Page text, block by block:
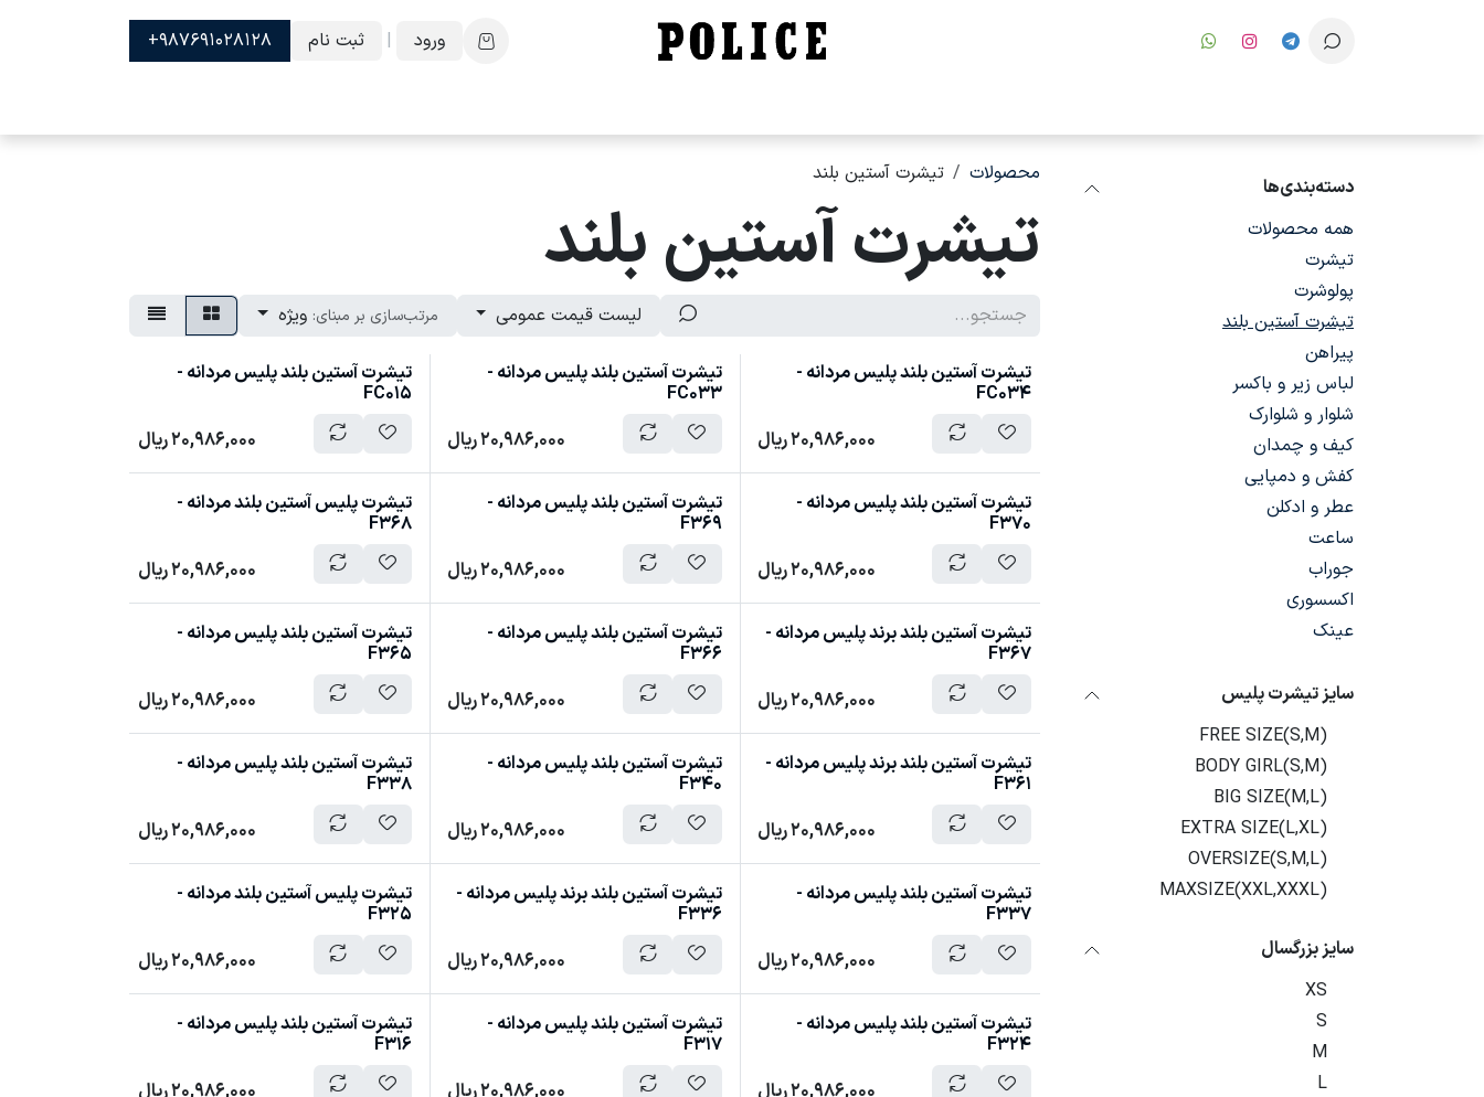
ورود
| ثبت نام 987691028128+
دسته‌بندی‌ها
همه محصولات
تیشرت
پولوشرت
تیشرت آستین بلند
پیراهن
لباس زیر و باکسر
شلوار و شلوارک
کیف و چمدان
کفش و دمپایی
عطر و ادکلن
ساعت
جوراب
اکسسوری
عینک
سایز تیشرت پلیس
FREE SIZE(S,M)
BODY GIRL(S,M)
BIG SIZE(M,L)
EXTRA SIZE(L,XL)
OVERSIZE(S,M,L)
MAXSIZE(XXL,XXXL)
سایز بزرگسال
XS
S
M
L
محصولات تیشرت آستین بلند
تیشرت آستین بلند
لیست قیمت عمومی مرتب‌سازی بر مبنای: ویژه
تیشرت آستین بلند پلیس مردانه -
FC034
20,986,000ریال
تیشرت آستین بلند پلیس مردانه -
FC033
20,986,000ریال
تیشرت آستین بلند پلیس مردانه -
FC015
20,986,000ریال
تیشرت آستین بلند پلیس مردانه -
F370
20,986,000ریال
تیشرت آستین بلند پلیس مردانه -
F369
20,986,000ریال
تیشرت پلیس آستین بلند مردانه -
F368
20,986,000ریال
تیشرت آستین بلند برند پلیس مردانه -
F367
20,986,000ریال
تیشرت آستین بلند پلیس مردانه -
F366
20,986,000ریال
تیشرت آستین بلند پلیس مردانه -
F365
20,986,000ریال
تیشرت آستین بلند برند پلیس مردانه -
F361
20,986,000ریال
تیشرت آستین بلند پلیس مردانه -
F340
20,986,000ریال
تیشرت آستین بلند پلیس مردانه -
F338
20,986,000ریال
تیشرت آستین بلند پلیس مردانه -
F337
20,986,000ریال
تیشرت آستین بلند برند پلیس مردانه -
F336
20,986,000ریال
تیشرت پلیس آستین بلند مردانه -
F325
20,986,000ریال
تیشرت آستین بلند پلیس مردانه -
F324
20,986,000ریال
تیشرت آستین بلند پلیس مردانه -
F317
20,986,000ریال
تیشرت آستین بلند پلیس مردانه -
F316
20,986,000ریال